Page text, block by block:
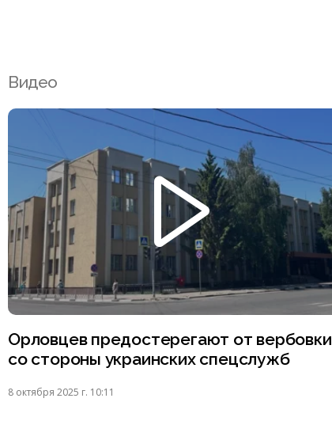
Видео
Орловцев предостерегают от вербовки
со стороны украинских спецслужб
8 октября 2025 г. 10:11